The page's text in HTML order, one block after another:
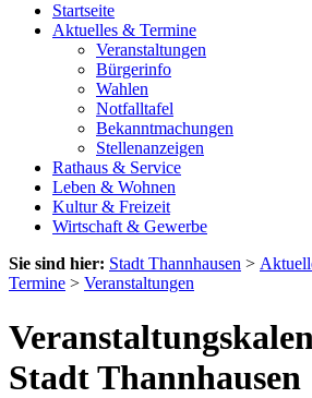
Startseite
Aktuelles & Termine
Veranstaltungen
Bürgerinfo
Wahlen
Notfalltafel
Bekanntmachungen
Stellenanzeigen
Rathaus & Service
Leben & Wohnen
Kultur & Freizeit
Wirtschaft & Gewerbe
Sie sind hier: Stadt Thannhausen >
Termine > Veranstaltungen
Stadt Thannhausen